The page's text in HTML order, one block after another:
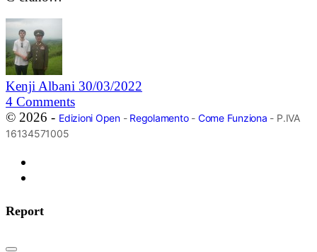
Kenji Albani 30/03/2022
4 Comments
© 2026 - Edizioni Open- Regolamento- Come Funziona - P.IVA
16134571005
Report